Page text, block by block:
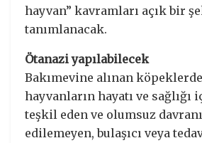
hayvan” kavramları açık bir
tanımlanacak.
Ötanazi yapılabilecek
Bakımevine alınan
hayvanların hayatı ve sağlığı
teşkil eden ve olumsuz
edilemeyen, bulaşıcı veya